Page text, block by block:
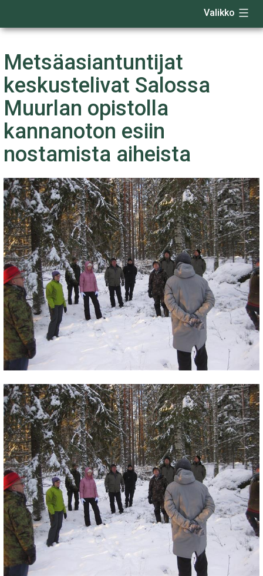
Siirry
sisältöön
Valikko
Metsäasiantuntijat
keskustelivat Salossa
Muurlan opistolla
kannanoton esiin
nostamista aiheista